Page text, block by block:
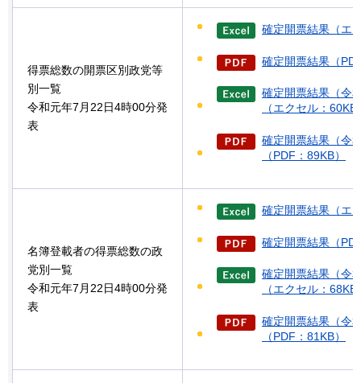
得票総数の開票区別政党等
別一覧
令和元年7月22日4時00分発
表
確定開票結果（エ
確定開票結果（
確定開票結果（令
（エクセル：60KB
確定開票結果（令
（PDF：89KB）
名簿登載者の得票総数の政
党別一覧
令和元年7月22日4時00分発
表
確定開票結果（エ
確定開票結果（
確定開票結果（令
（エクセル：68KB
確定開票結果（令
（PDF：81KB）